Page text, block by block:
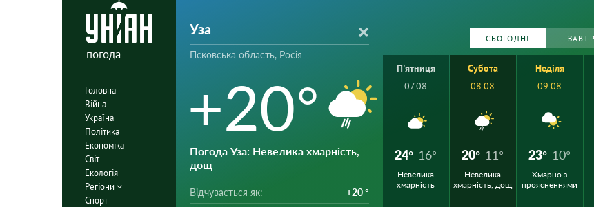
погода
Головна
Війна
Україна
Політика
Економіка
Світ
Екологія
Регіони
Спорт
Уза
Псковська область, Росія
+20°
Погода Уза: Невелика хмарність,
дощ
Відчувається як: +20 °
СЬОГОДНІ
П'ятниця
07.08
24° 16°
Невелика
хмарність
Субота
08.08
20° 11°
Невелика
хмарність, дощ
Неділя
09.08
23° 10°
Хмарно з
проясненнями